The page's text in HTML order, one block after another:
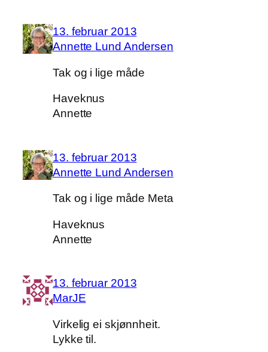
13. februar 2013
Annette Lund Andersen
Tak og i lige måde
Haveknus
Annette
13. februar 2013
Annette Lund Andersen
Tak og i lige måde Meta
Haveknus
Annette
13. februar 2013
MarJE
Virkelig ei skjønnheit.
Lykke til.